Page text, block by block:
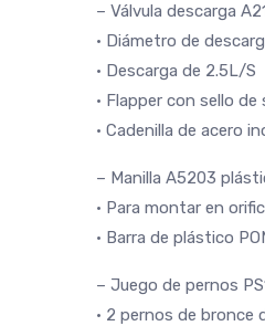
– Válvula descarga
• Diámetro de
• Descarga de 2.5L/S
• Flapper con sello
• Cadenilla de acero
– Manilla A5203
• Para montar en
• Barra de plástico
– Juego de pernos
• 2 pernos de bronce